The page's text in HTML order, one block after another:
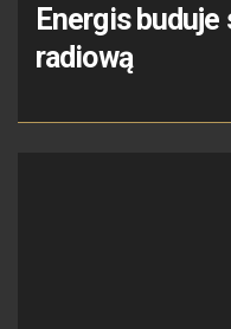
Energis buduje
radiową